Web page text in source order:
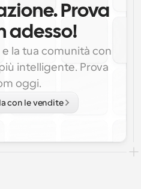
Prova
adesso!
la tua comunità con
intelligente. Prova
oggi.
con le vendite